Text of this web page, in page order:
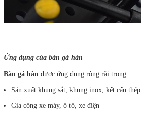
Ứng dụng của bàn gá hàn
Bàn gá hàn được ứng dụng rộng rãi trong:
Sản xuất khung sắt, khung inox, kết cấu thép
Gia công xe máy, ô tô, xe điện